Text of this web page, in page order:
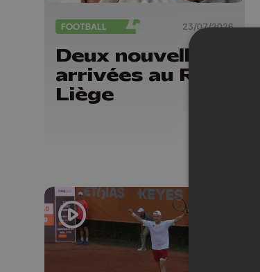
FOOTBALL 23/07/2026
Deux nouvelles
arrivées au RFC
Liège